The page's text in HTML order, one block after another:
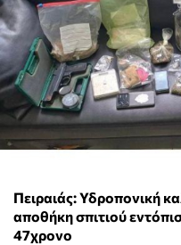
Πειραιάς: Υδροπονική
αποθήκη σπιτιού
47χρονο